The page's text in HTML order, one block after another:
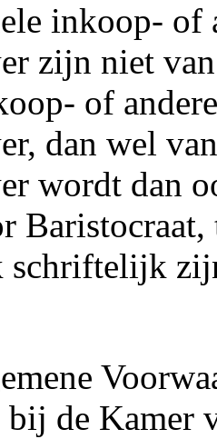
inkoop- of
zijn niet
of
dan wel
wordt dan
bij de